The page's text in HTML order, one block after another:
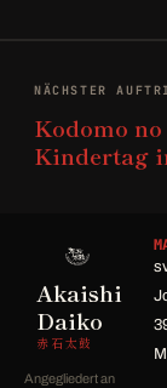
NÄCHSTER
Kodomo
Kindertag
Akaishi
Daiko
赤石太鼓
Angegliedert an